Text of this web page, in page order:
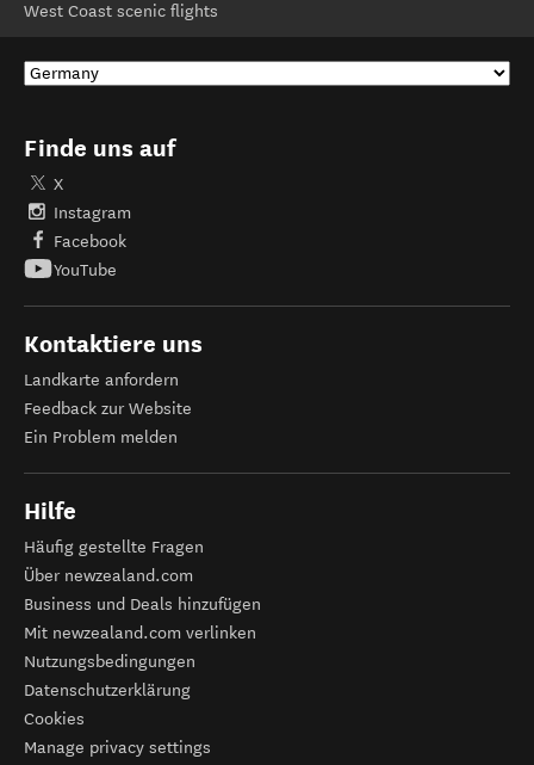
West Coast scenic flights
Finde uns auf
X
Instagram
Facebook
YouTube
Kontaktiere uns
Landkarte anfordern
Feedback zur Website
Ein Problem melden
Hilfe
Häufig gestellte Fragen
Über newzealand.com
Business und Deals hinzufügen
Mit newzealand.com verlinken
Nutzungsbedingungen
Datenschutzerklärung
Cookies
Manage privacy settings